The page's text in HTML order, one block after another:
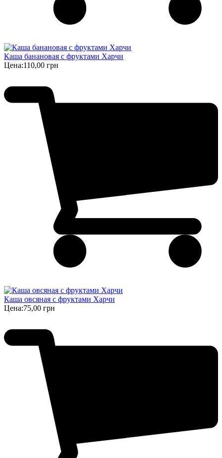
Каша банановая с фруктами Харчи
Цена:110,00 грн
Каша овсяная с фруктами Харчи
Цена:75,00 грн